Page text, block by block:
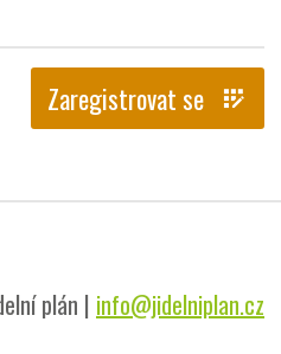
Zaregistrovat se app_registration
plán | info@jidelniplan.cz